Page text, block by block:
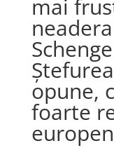
mai
opune,
foarte